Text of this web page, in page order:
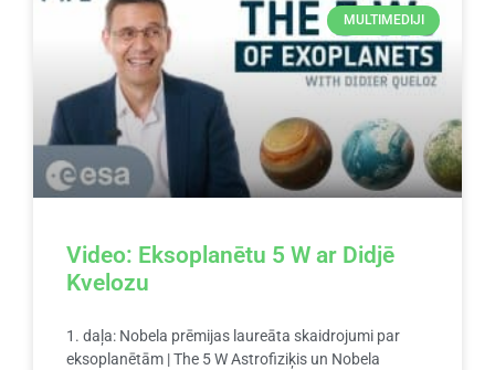
MULTIMEDIJI
Video: Eksoplanētu 5 W ar Didjē
Kvelozu
1. daļa: Nobela prēmijas laureāta skaidrojumi par
eksoplanētām | The 5 W Astrofiziķis un Nobela